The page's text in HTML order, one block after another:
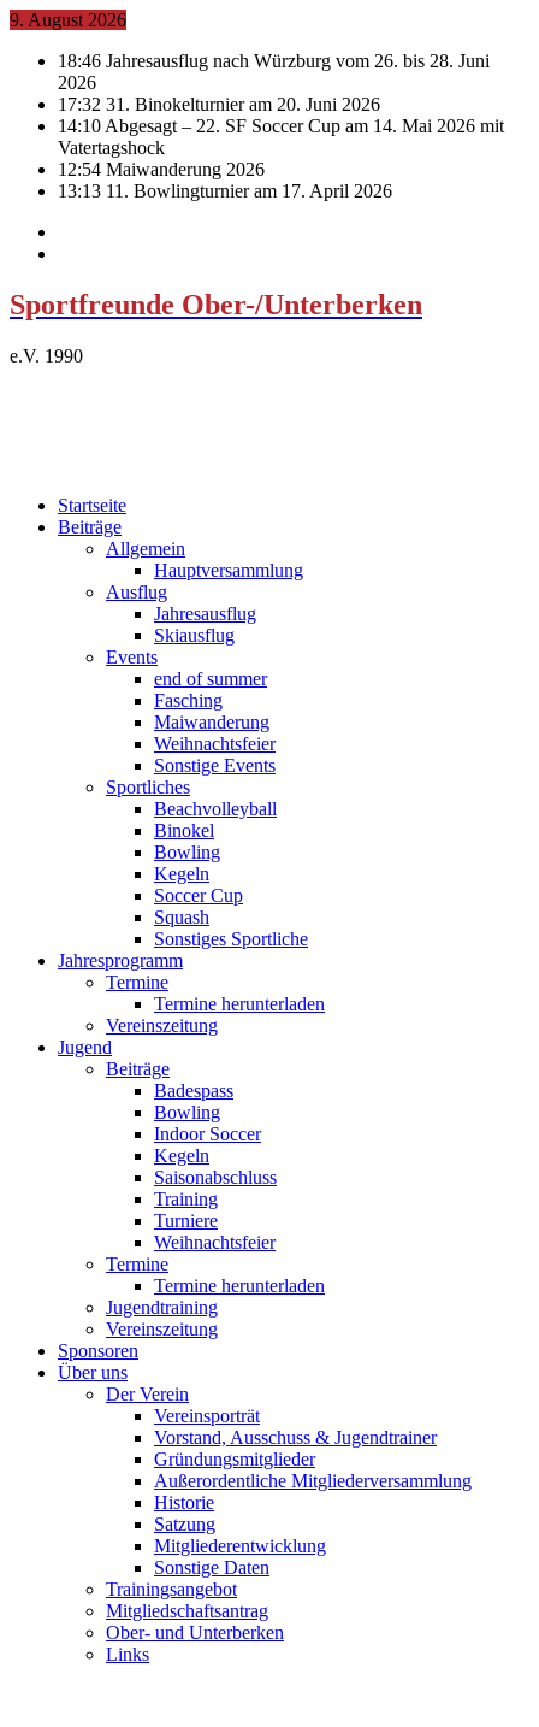
9. August 2026
18:46 Jahresausflug nach Würzburg vom 26. bis 28. Juni
2026
17:32 31. Binokelturnier am 20. Juni 2026
14:10 Abgesagt – 22. SF Soccer Cup am 14. Mai 2026 mit
Vatertagshock
12:54 Maiwanderung 2026
13:13 11. Bowlingturnier am 17. April 2026
Sportfreunde Ober-/Unterberken
e.V. 1990
Startseite
Beiträge
Allgemein
Hauptversammlung
Ausflug
Jahresausflug
Skiausflug
Events
end of summer
Fasching
Maiwanderung
Weihnachtsfeier
Sonstige Events
Sportliches
Beachvolleyball
Binokel
Bowling
Kegeln
Soccer Cup
Squash
Sonstiges Sportliche
Jahresprogramm
Termine
Termine herunterladen
Vereinszeitung
Jugend
Beiträge
Badespass
Bowling
Indoor Soccer
Kegeln
Saisonabschluss
Training
Turniere
Weihnachtsfeier
Termine
Termine herunterladen
Jugendtraining
Vereinszeitung
Sponsoren
Über uns
Der Verein
Vereinsporträt
Vorstand, Ausschuss & Jugendtrainer
Gründungsmitglieder
Außerordentliche Mitgliederversammlung
Historie
Satzung
Mitgliederentwicklung
Sonstige Daten
Trainingsangebot
Mitgliedschaftsantrag
Ober- und Unterberken
Links